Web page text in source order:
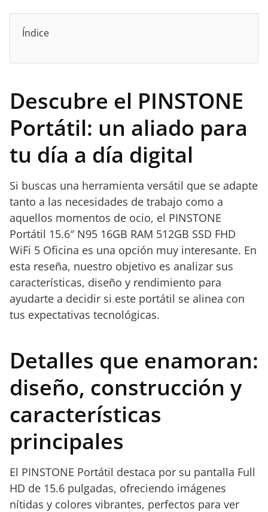
Índice
Descubre el PINSTONE
Portátil: un aliado para
tu día a día digital
Si buscas una herramienta versátil que se adapte
tanto a las necesidades de trabajo como a
aquellos momentos de ocio, el PINSTONE
Portátil 15.6″ N95 16GB RAM 512GB SSD FHD
WiFi 5 Oficina es una opción muy interesante. En
esta reseña, nuestro objetivo es analizar sus
características, diseño y rendimiento para
ayudarte a decidir si este portátil se alinea con
tus expectativas tecnológicas.
Detalles que enamoran:
diseño, construcción y
características
principales
El PINSTONE Portátil destaca por su pantalla Full
HD de 15.6 pulgadas, ofreciendo imágenes
nítidas y colores vibrantes, perfectos para ver